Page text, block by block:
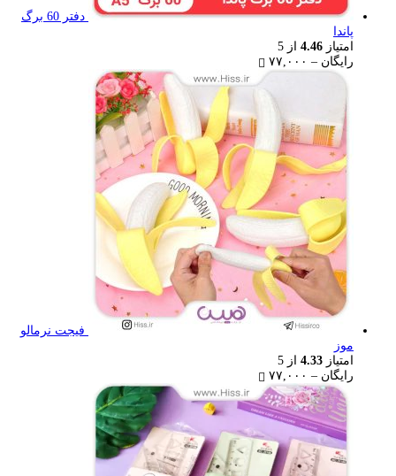
دفتر 60 برگ
پاندا
امتیاز 4.46 از 5
رایگان – ۷۷,۰۰۰
range:
رایگان
۷۷,۰۰۰ تومان
فیجت نرمالو
موز
امتیاز 4.33 از 5
رایگان – ۷۷,۰۰۰
range:
رایگان
through
۷۷,۰۰۰ تومان